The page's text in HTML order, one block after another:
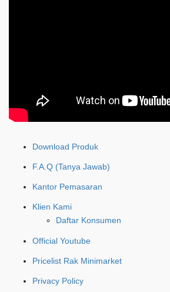
Download Produk
F.A.Q (Tanya Jawab)
Kantor Pemasaran
Klien Kami
Daftar Konsumen
Official Youtube
Pricelist Rak Minimarket
Privacy Policy